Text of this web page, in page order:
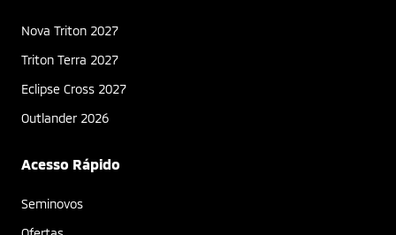
Nova Triton 2027
Triton Terra 2027
Eclipse Cross 2027
Outlander 2026
Acesso Rápido
Seminovos